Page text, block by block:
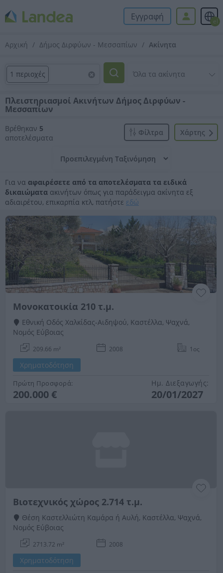
Εγγραφή el
Αρχική Δήμος Διρφύων - Μεσσαπίων Ακίνητα
1 περιοχές
Πλειστηριασμοί Ακινήτων Δήμος Διρφύων -
Μεσσαπίων
Βρέθηκαν 5
αποτελέσματα
Xάρτης
Φίλτρα
Για να αφαιρέσετε από τα αποτελέσματα τα ειδικά
δικαιώματα ακινήτων όπως για παράδειγμα ακίνητα εξ
αδιαιρέτου, επικαρπία κτλ, πατήστε εδώ
Μονοκατοικία 210 τ.μ.
Εθνική Οδός Χαλκίδας-Αιδηψού, Καστέλλα, Ψαχνά,
Νομός Εύβοιας
209.66 m² 2008 1ος
Χρηματοδότηση
Πρώτη Προσφορά:
200.000 €
Ημ. Διεξαγωγής:
20/01/2027
Βιοτεχνικός χώρος 2.714 τ.μ.
Θέση Καστελλιώτη Καμάρα ή Αυλή, Καστέλλα, Ψαχνά,
Νομός Εύβοιας
2713.72 m² 2008
Χρηματοδότηση